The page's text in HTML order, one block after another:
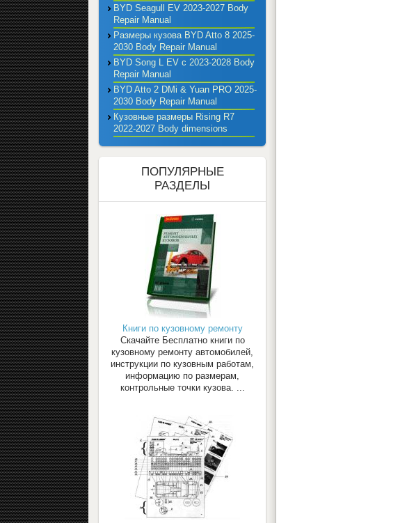
BYD Seagull EV 2023-2027 Body
Repair Manual
Размеры кузова BYD Atto 8 2025-
2030 Body Repair Manual
BYD Song L EV с 2023-2028 Body
Repair Manual
BYD Atto 2 DMi & Yuan PRO 2025-
2030 Body Repair Manual
Кузовные размеры Rising R7
2022-2027 Body dimensions
ПОПУЛЯРНЫЕ
РАЗДЕЛЫ
Книги по кузовному ремонту
Скачайте Бесплатно книги по
кузовному ремонту автомобилей,
инструкции по кузовным работам,
информацию по размерам,
контрольные точки кузова. ...